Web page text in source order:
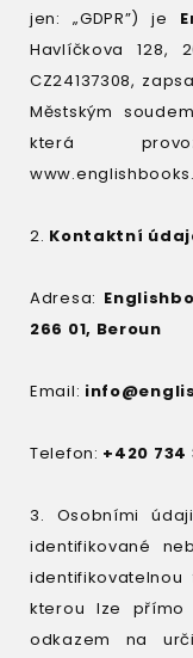
jen: „GDPR”) je
Havlíčkova 128,
CZ24137308,
Městským
která
2. Kontaktní
Adresa:
266 01, Beroun
Email:
Telefon: +420 734
3. Osobními
identifikované
kterou lze přímo
odkazem na